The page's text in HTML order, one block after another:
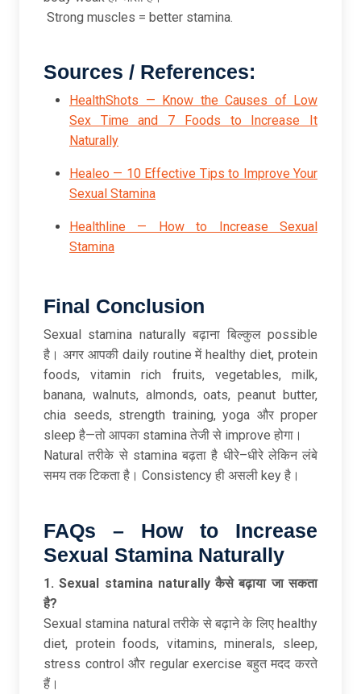
Strong muscles = better stamina.
Sources / References:
HealthShots — Know the Causes of Low
Sex Time and 7 Foods to Increase It
Naturally
Healeo — 10 Effective Tips to Improve Your
Sexual Stamina
Healthline — How to Increase Sexual
Stamina
Final Conclusion
Sexual stamina naturally बढ़ाना बिल्कुल possible
है। अगर आपकी daily routine में healthy diet, protein
foods, vitamin rich fruits, vegetables, milk,
banana, walnuts, almonds, oats, peanut butter,
chia seeds, strength training, yoga और proper
sleep है—तो आपका stamina तेजी से improve होगा।
Natural तरीके से stamina बढ़ता है धीरे–धीरे लेकिन लंबे
समय तक टिकता है। Consistency ही असली key है।
FAQs – How to Increase
Sexual Stamina Naturally
1. Sexual stamina naturallyकैसेबढ़ायाजासकता
है?
Sexual stamina natural तरीके से बढ़ाने के लिए healthy
diet, protein foods, vitamins, minerals, sleep,
stress control और regular exercise बहुत मदद करते
हैं।